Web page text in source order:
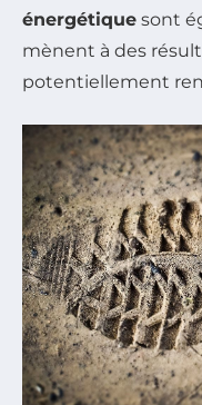
énergétique sont
mènent à des
potentiellement